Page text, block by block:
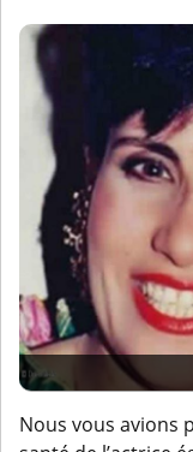
Nous vous avions